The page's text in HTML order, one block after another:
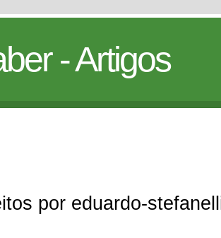
- Artigos
por eduardo-